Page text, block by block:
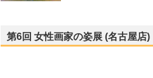
第6回 女性画家の姿展 (名古屋店)